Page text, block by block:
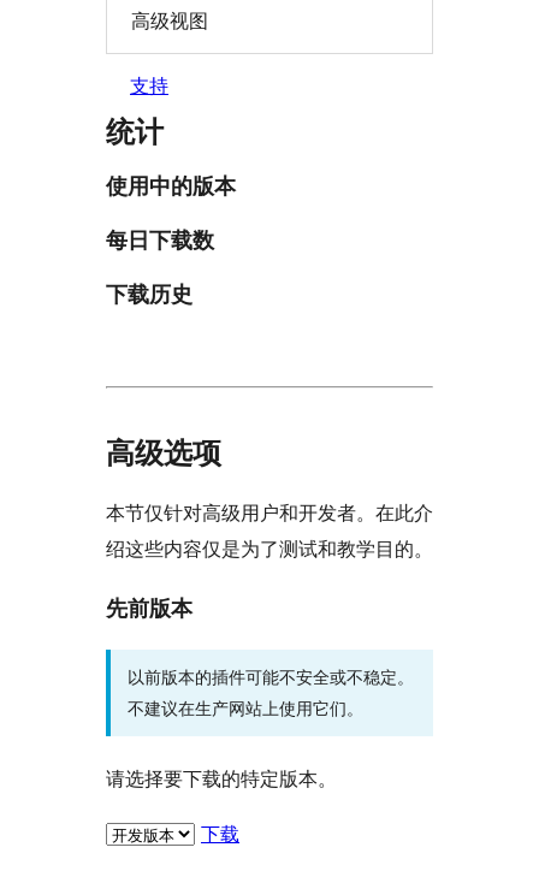
高级视图
支持
统计
使用中的版本
每日下载数
下载历史
高级选项
本节仅针对高级用户和开发者。在此介
绍这些内容仅是为了测试和教学目的。
先前版本
以前版本的插件可能不安全或不稳定。
不建议在生产网站上使用它们。
请选择要下载的特定版本。
下载